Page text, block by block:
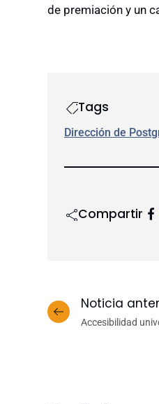
de premiación y un
Tags
Dirección de
Compartir
Noticia
Accesibilidad